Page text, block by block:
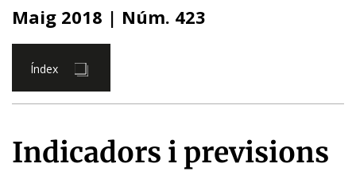
Maig 2018 | Núm. 423
Índex
Indicadors i previsions